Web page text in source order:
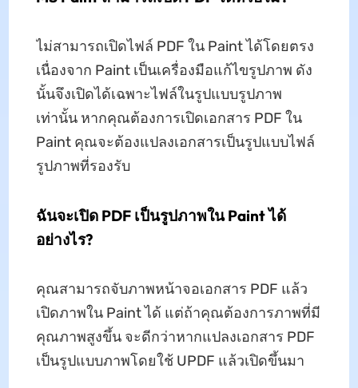
ไม่สามารถเปิดไฟล์ PDF ใน Paint ได้โดยตรง
เนื่องจาก Paint เป็นเครื่องมือแก้ไขรูปภาพ ดัง
นั้นจึงเปิดได้เฉพาะไฟล์ในรูปแบบรูปภาพ
เท่านั้น หากคุณต้องการเปิดเอกสาร PDF ใน
Paint คุณจะต้องแปลงเอกสารเป็นรูปแบบไฟล์
รูปภาพที่รองรับ
ฉันจะเปิด PDF เป็นรูปภาพใน Paint ได้
อย่างไร?
คุณสามารถจับภาพหน้าจอเอกสาร PDF แล้ว
เปิดภาพใน Paint ได้ แต่ถ้าคุณต้องการภาพที่มี
คุณภาพสูงขึ้น จะดีกว่าหากแปลงเอกสาร PDF
เป็นรูปแบบภาพโดยใช้ UPDF แล้วเปิดขึ้นมา